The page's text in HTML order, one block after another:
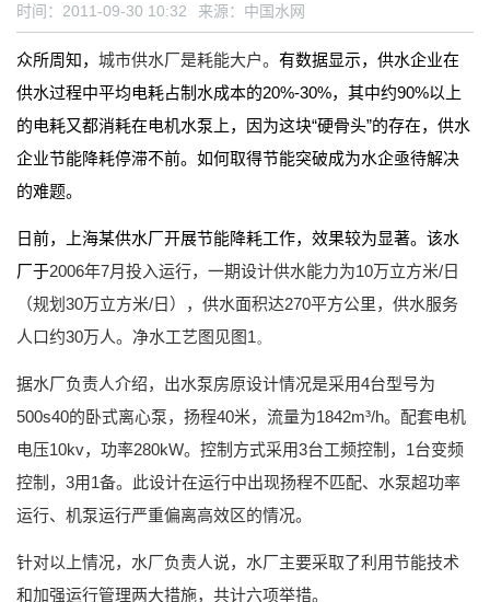
时间：2011-09-30 10:32 来源： 中国水网
众所周知， 城市供水厂是耗能大户。 有数据显示，供水企业在
供水过程中平均电耗占制水成本的20%-30%，其中约90%以上
的电耗又都消耗在电机水泵上，因为这块“硬骨头”的存在，供水
企业节能降耗停滞不前。如何取得节能突破成为水企亟待解决
的难题。
日前，上海某供水厂开展节能降耗工作，效果较为显著。该水
厂于2006年7月投入运行，一期设计供水能力为10万立方米/日
（规划 30万立方米/日），供水面积达270平方公里，供水服务
人口约30万人。净水工艺图见图1。
据水厂负责人介绍，出水泵房原设计情况是采用4台型号为
500s40的卧式离心泵，扬程40米，流量为1842m³/h。配套电机
电压10kv，功率280kW。控制方式采用3台工频控制， 1台变频
控制， 3用1备。此设计在运行中出现扬程不匹配、水泵超功率
运行、机泵运行严重偏离高效区的情况。
针对以上情况，水厂负责人说，水厂主要采取了利用节能技术
和加强运行管理两大措施，共计六项举措。